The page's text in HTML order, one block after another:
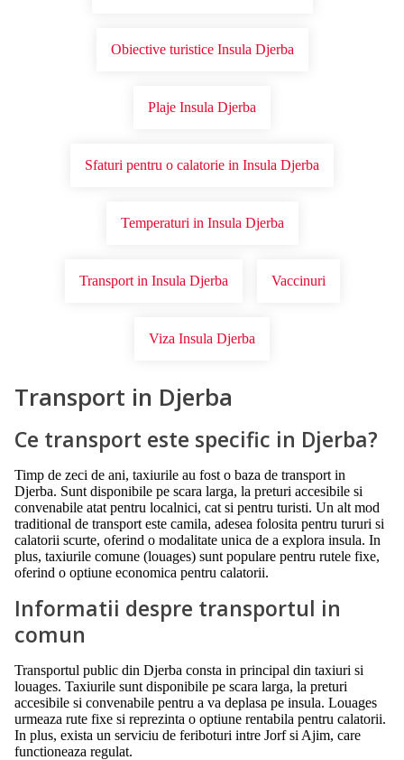
Obiective turistice Insula Djerba
Plaje Insula Djerba
Sfaturi pentru o calatorie in Insula Djerba
Temperaturi in Insula Djerba
Transport in Insula Djerba Vaccinuri
Viza Insula Djerba
Transport in Djerba
Ce transport este specific in Djerba?
Timp de zeci de ani, taxiurile au fost o baza de transport in
Djerba. Sunt disponibile pe scara larga, la preturi accesibile si
convenabile atat pentru localnici, cat si pentru turisti. Un alt mod
traditional de transport este camila, adesea folosita pentru tururi si
calatorii scurte, oferind o modalitate unica de a explora insula. In
plus, taxiurile comune (louages) sunt populare pentru rutele fixe,
oferind o optiune economica pentru calatorii.
Informatii despre transportul in
comun
Transportul public din Djerba consta in principal din taxiuri si
louages. Taxiurile sunt disponibile pe scara larga, la preturi
accesibile si convenabile pentru a va deplasa pe insula. Louages
urmeaza rute fixe si reprezinta o optiune rentabila pentru calatorii.
In plus, exista un serviciu de feriboturi intre Jorf si Ajim, care
functioneaza regulat.